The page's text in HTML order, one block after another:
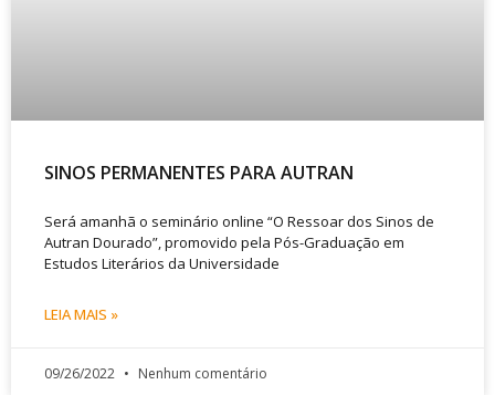
SINOS PERMANENTES PARA AUTRAN
Será amanhã o seminário online “O Ressoar dos Sinos de
Autran Dourado”, promovido pela Pós-Graduação em
Estudos Literários da Universidade
LEIA MAIS »
09/26/2022 Nenhum comentário